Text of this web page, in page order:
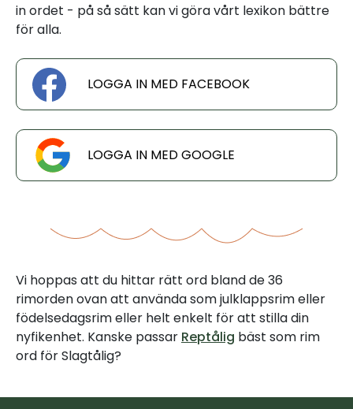
in ordet - på så sätt kan vi göra vårt lexikon bättre
för alla.
LOGGA IN MED FACEBOOK
LOGGA IN MED GOOGLE
Vi hoppas att du hittar rätt ord bland de 36
rimorden ovan att använda som julklappsrim eller
födelsedagsrim eller helt enkelt för att stilla din
nyfikenhet. Kanske passar Reptålig bäst som rim
ord för Slagtålig?